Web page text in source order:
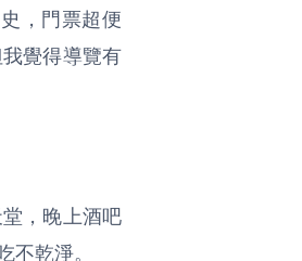
，門票超便
覺得導覽有
，晚上酒吧
不乾淨。